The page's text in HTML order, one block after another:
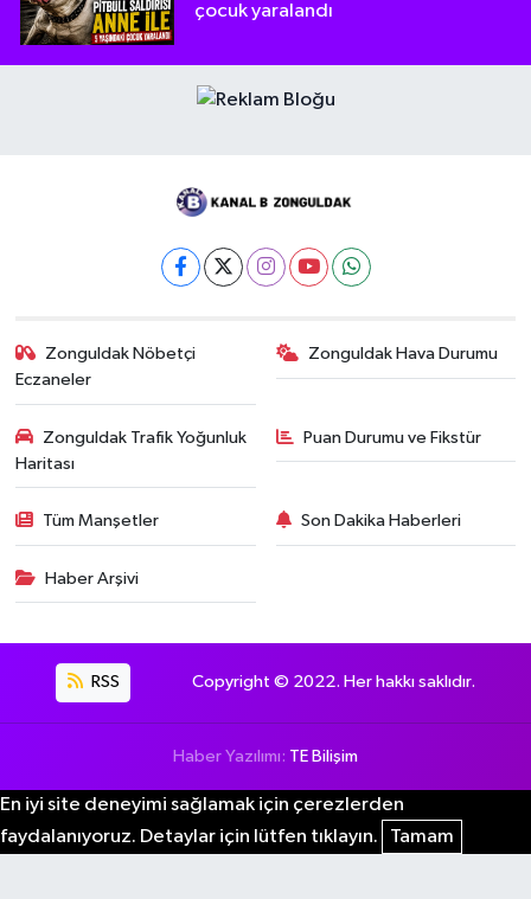
çocuk yaralandı
Zonguldak Nöbetçi
Eczaneler
Zonguldak Hava Durumu
Zonguldak Trafik Yoğunluk
Haritası
Puan Durumu ve Fikstür
Tüm Manşetler Son Dakika Haberleri
Haber Arşivi
RSS Copyright © 2022. Her hakkı saklıdır.
Haber Yazılımı: TE Bilişim
En iyi site deneyimi sağlamak için çerezlerden
faydalanıyoruz. Detaylar için lütfen tıklayın.
Tamam